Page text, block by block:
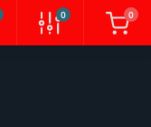
0 0